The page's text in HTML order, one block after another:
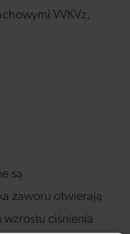
VVKVz,
są
zaworu otwierają
ciśnienia